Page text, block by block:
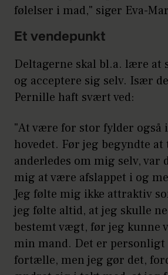
følelser i mad," siger Eva-
Et vendepunkt
Deltagerne skal bl.a. lære at
og acceptere sig selv. Især
Pernille haft svært ved:
"At være for stor fylder også
hovedet. Før jeg begyndte at
anderledes om mig selv, var
mig at være afslappet i og
Jeg følte mig ikke attraktiv
jeg følte altid, at jeg skulle
bestemt vægt, før jeg kunne
min mand. Det er
fortælle, men jeg gør det,